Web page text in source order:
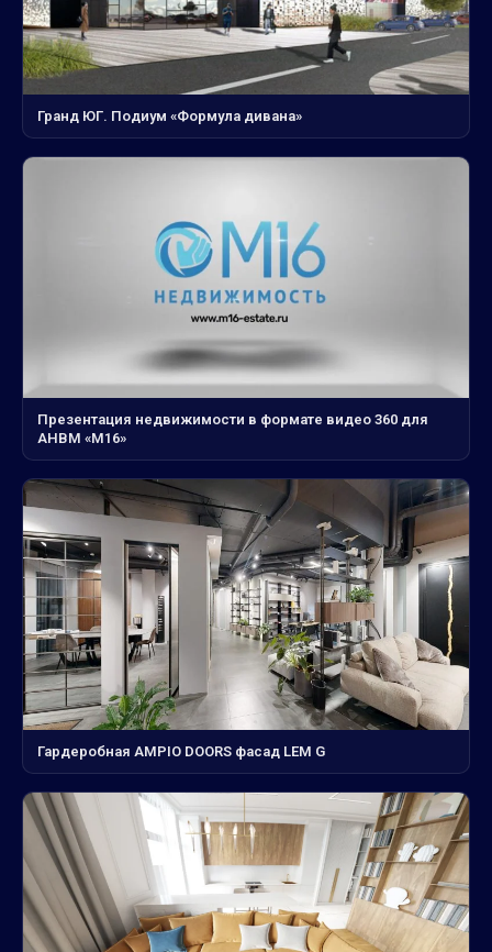
Гранд ЮГ. Подиум «Формула дивана»
Презентация недвижимости в формате видео 360 для
АНВМ «М16»
Гардеробная AMPIO DOORS фасад LEM G